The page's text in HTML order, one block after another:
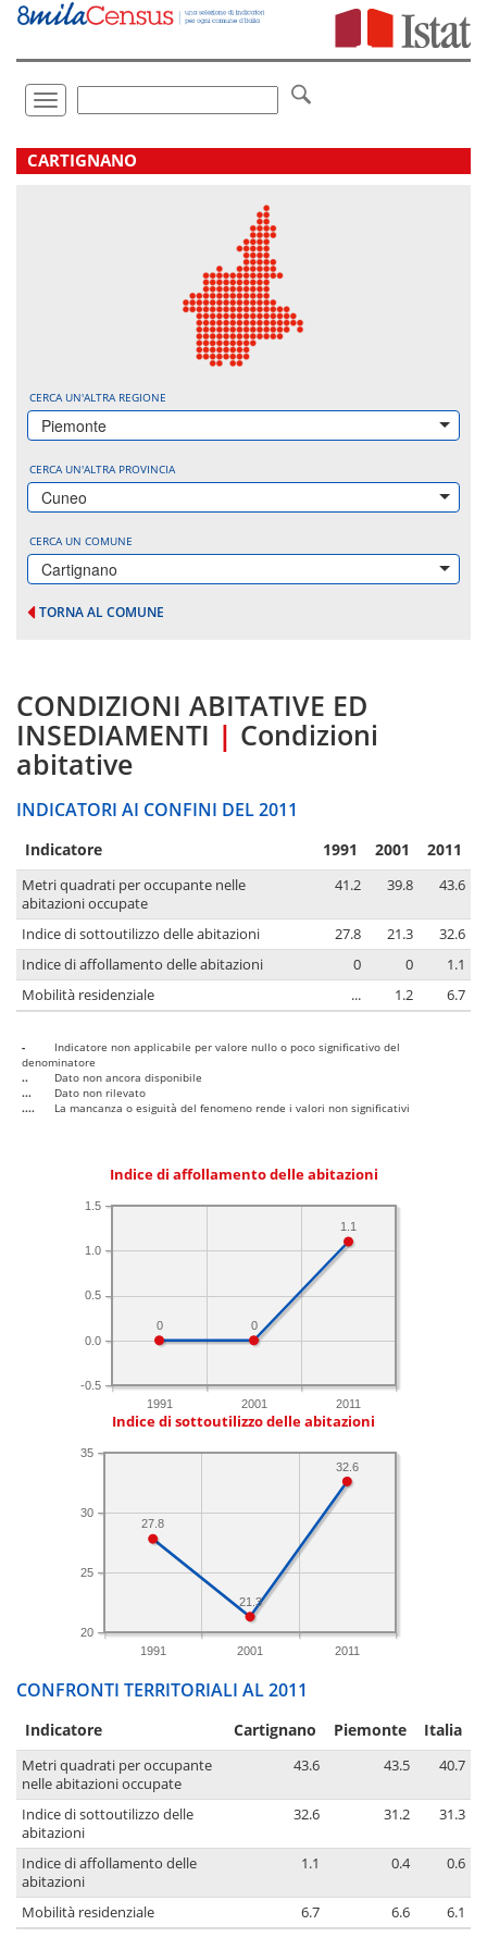
Vai
direttamente
Toggle
navigation
.
CARTIGNANO
CERCA UN'ALTRA REGIONE
Piemonte
CERCA UN'ALTRA PROVINCIA
Cuneo
CERCA UN COMUNE
Cartignano
TORNA AL COMUNE
CONDIZIONI ABITATIVE ED
INSEDIAMENTI | Condizioni
abitative
INDICATORI AI CONFINI DEL 2011
Indicatore 1991 2001 2011
Metri quadrati per occupante nelle
abitazioni occupate
41.2 39.8 43.6
Indice di sottoutilizzo delle abitazioni 27.8 21.3
32.6
Indice di affollamento delle abitazioni
0 0
1.1
Mobilità residenziale
... 1.2 6.7
-
Indicatore non applicabile per valore nullo o poco significativo del
denominatore
..
Dato non ancora disponibile
...
Dato non rilevato
....
La mancanza o esiguità del fenomeno rende i valori non significativi
Indice di affollamento delle abitazioni
1991 2001 2011
-0.5
0.0
0.5
1.0
1.5
1.1
0
0
Indice di sottoutilizzo delle abitazioni
1991 2001 2011
20
25
30
35
32.6
21.3
27.8
CONFRONTI TERRITORIALI AL 2011
Indicatore Cartignano Piemonte Italia
Metri quadrati per occupante
nelle abitazioni occupate
43.6 43.5 40.7
Indice di sottoutilizzo delle
abitazioni
32.6 31.2 31.3
Indice di affollamento delle
abitazioni
1.1 0.4 0.6
Mobilità residenziale 6.7 6.6 6.1